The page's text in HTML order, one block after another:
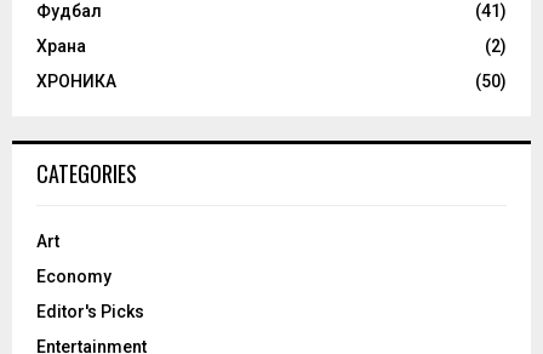
Фудбал
(41)
Храна
(2)
ХРОНИКА
(50)
CATEGORIES
Art
Economy
Editor's Picks
Entertainment